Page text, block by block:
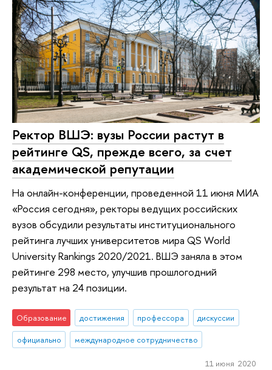
Ректор ВШЭ: вузы России растут в
рейтинге QS, прежде всего, за счет
академической репутации
На онлайн-конференции, проведенной 11 июня МИА
«Россия сегодня», ректоры ведущих российских
вузов обсудили результаты институционального
рейтинга лучших университетов мира QS World
University Rankings 2020/2021. ВШЭ заняла в этом
рейтинге 298 место, улучшив прошлогодний
результат на 24 позиции.
Образование достижения профессора
дискуссии
официально
международное сотрудничество
11 июня 2020